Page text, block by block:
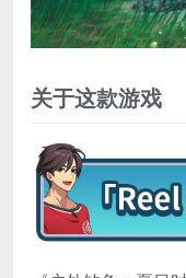
关于这款游戏